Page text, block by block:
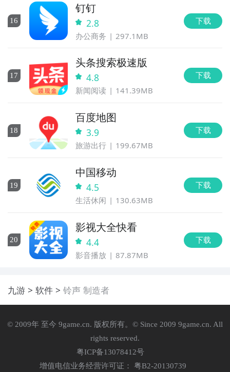
16
钉钉
2.8
办公商务 297.1MB
下载
17
头条搜索极速版
4.8
新闻阅读 141.39MB
下载
18
百度地图
3.9
旅游出行 199.67MB
下载
19
中国移动
4.5
生活休闲 130.63MB
下载
20
影视大全快看
4.4
影音播放 87.87MB
下载
九游 软件 铃声 制造者
© 2009年 至今 9game.cn. 版权所有。© Since 2009 9game.cn. All
rights reserved.
粤ICP备13078412号
增值电信业务经营许可证： 粤B2-20130739